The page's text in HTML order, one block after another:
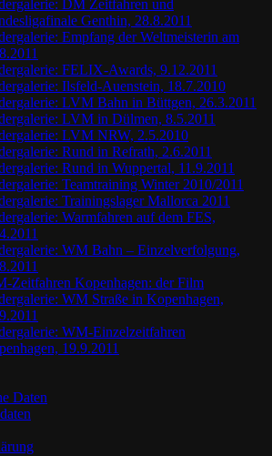
DM Zeitfahren und
Genthin, 28.8.2011
Empfang der Weltmeisterin am
FELIX-Awards, 9.12.2011
Ilsfeld-Auenstein, 18.7.2010
LVM Bahn in Büttgen, 26.3.2011
LVM in Dülmen, 8.5.2011
LVM NRW, 2.5.2010
Rund in Refrath, 2.6.2011
Rund in Wuppertal, 11.9.2011
Teamtraining Winter 2010/2011
Trainingslager Mallorca 2011
Warmfahren auf dem FES,
WM Bahn – Einzelverfolgung,
Zeitfahren Kopenhagen: der Film
WM Straße in Kopenhagen,
WM-Einzelzeitfahren
19.9.2011
Daten